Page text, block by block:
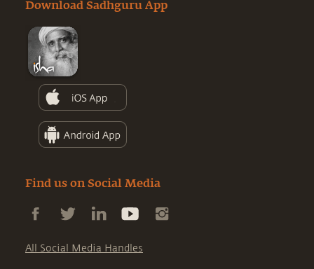
Download Sadhguru App
Find us on Social Media
All Social Media Handles